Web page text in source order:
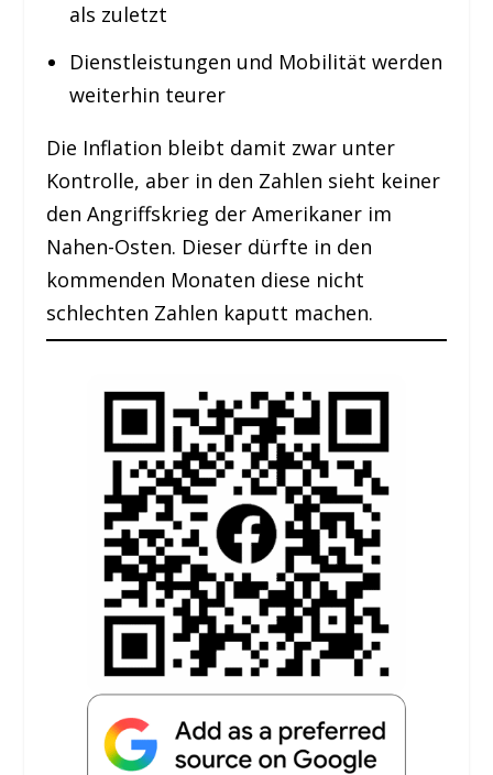
als zuletzt
Dienstleistungen und Mobilität werden
weiterhin teurer
Die Inflation bleibt damit zwar unter
Kontrolle, aber in den Zahlen sieht keiner
den Angriffskrieg der Amerikaner im
Nahen-Osten. Dieser dürfte in den
kommenden Monaten diese nicht
schlechten Zahlen kaputt machen.